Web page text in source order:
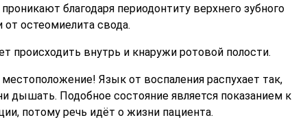
благодаря периодонтиту верхнего зубного
остеомиелита свода.
происходить внутрь и кнаружи ротовой полости.
Язык от воспаления распухает так,
дышать. Подобное состояние является показанием к
потому речь идёт о жизни пациента.